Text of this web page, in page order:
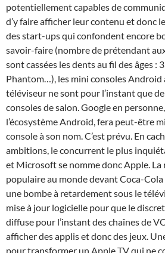
potentiellement capables de
d’y faire afficher leur contenu et donc
des start-ups qui confondent encore
savoir-faire (nombre de prétendant
sont cassées les dents au fil des âges :
Phantom…), les mini consoles Android
téléviseur ne sont pour l’instant que
consoles de salon. Google en
l’écosystème Android, fera peut-être
console à son nom. C’est prévu. En
ambitions, le concurrent le plus
et Microsoft se nomme donc Apple. La
populaire au monde devant Coca-
une bombe à retardement sous le
mise à jour logicielle pour que le
diffuse pour l’instant des chaînes de
afficher des applis et donc des jeux.
pour transformer un Apple TV qui ne